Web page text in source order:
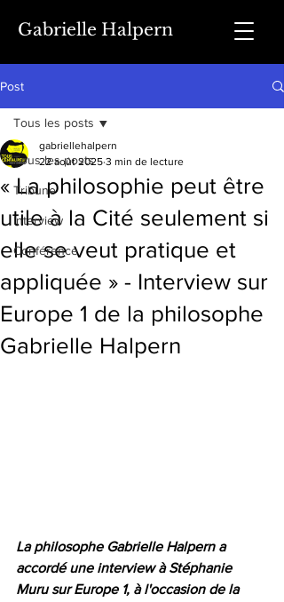
Gabrielle Halpern
Post
Tous les posts
Tribune
Interview
Conférence
Tous les posts
« La philosophie peut être
utile à la Cité seulement si
elle se veut pratique et
appliquée » - Interview sur
Europe 1 de la philosophe
Gabrielle Halpern
gabriellehalpern
22 août 2025 3 min de lecture
La philosophe Gabrielle Halpern a
accordé une interview à Stéphanie
Muru sur Europe 1, à l'occasion de la